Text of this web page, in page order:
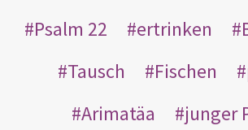
Psalm 22
ertrinken
Tausch
Fischen
Arimatäa
junger